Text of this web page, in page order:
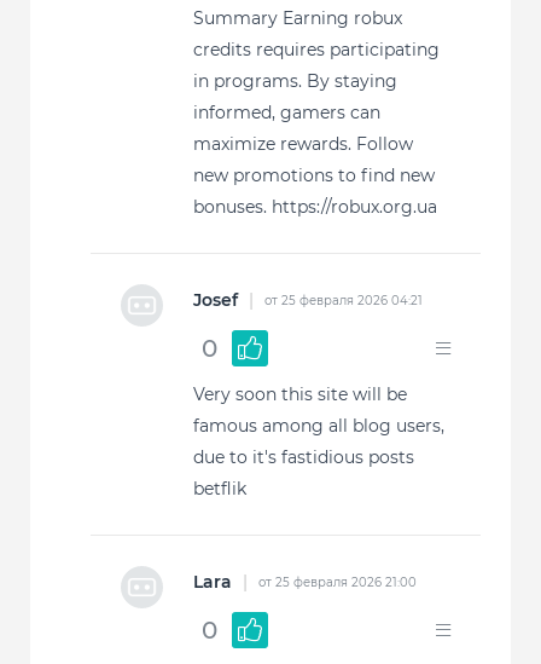
Summary Earning robux
credits requires participating
in programs. By staying
informed, gamers can
maximize rewards. Follow
new promotions to find new
bonuses. https://robux.org.ua
Josef | от 25 февраля 2026 04:21
0
Very soon this site will be
famous among all blog users,
due to it's fastidious posts
betflik
Lara | от 25 февраля 2026 21:00
0